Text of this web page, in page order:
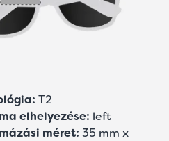
T2
elhelyezése: left
méret: 35 mm x